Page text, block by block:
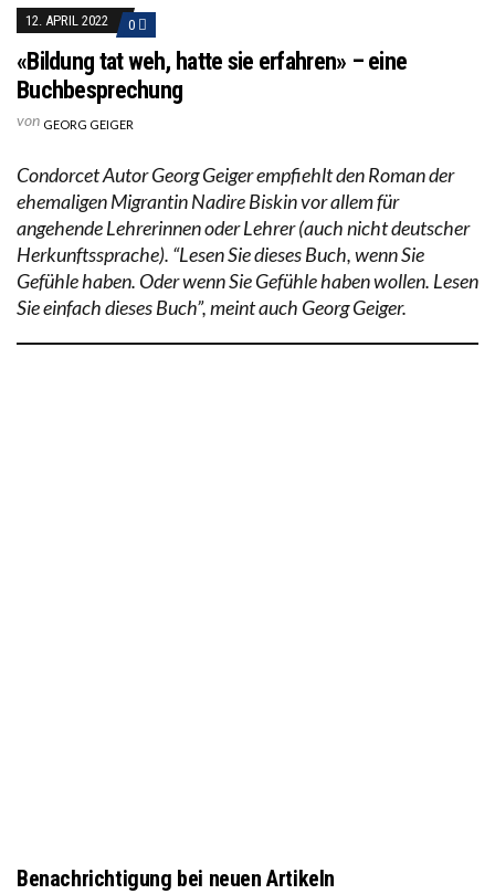
12. APRIL 2022 0
«Bildung tat weh, hatte sie erfahren» – eine
Buchbesprechung
von GEORG GEIGER
Condorcet Autor Georg Geiger empfiehlt den Roman der
ehemaligen Migrantin Nadire Biskin vor allem für
angehende Lehrerinnen oder Lehrer (auch nicht deutscher
Herkunftssprache). “Lesen Sie dieses Buch, wenn Sie
Gefühle haben. Oder wenn Sie Gefühle haben wollen. Lesen
Sie einfach dieses Buch”, meint auch Georg Geiger.
Benachrichtigung bei neuen Artikeln